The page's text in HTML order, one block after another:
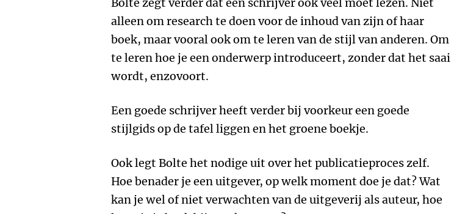
alleen om research te doen voor de inhoud van zijn of haar
boek, maar vooral ook om te leren van de stijl van anderen. Om
te leren hoe je een onderwerp introduceert, zonder dat het saai
wordt, enzovoort.
Een goede schrijver heeft verder bij voorkeur een goede
stijlgids op de tafel liggen en het groene boekje.
Ook legt Bolte het nodige uit over het publicatieproces zelf.
Hoe benader je een uitgever, op welk moment doe je dat? Wat
kan je wel of niet verwachten van de uitgeverij als auteur, hoe